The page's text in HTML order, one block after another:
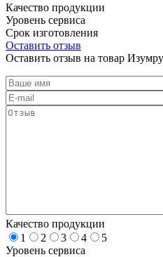
Качество продукции
Уровень сервиса
Срок изготовления
Оставить отзыв
Оставить отзыв на товар
Качество продукции
1
2 3 4
5
Уровень сервиса